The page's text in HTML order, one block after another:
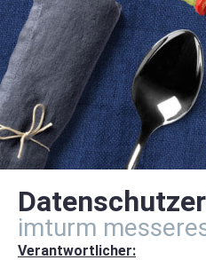
imturm
Verantwortlicher: